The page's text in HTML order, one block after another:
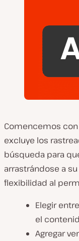
Comencemos
excluye los
búsqueda para
arrastrándose a
flexibilidad al
Elegir
el
Agregar